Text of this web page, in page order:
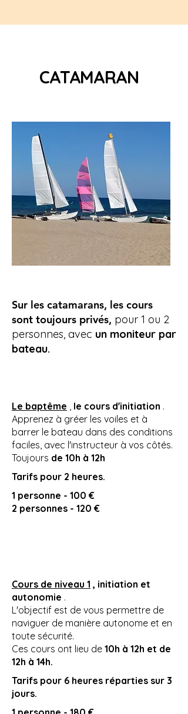
CATAMARAN
Sur les catamarans, les cours
sont toujours privés, pour 1 ou 2
personnes, avec un moniteur par
bateau.
Le baptême , le cours d'initiation .
Apprenez à gréer les voiles et à
barrer le bateau dans des conditions
faciles, avec l'instructeur à vos côtés.
Toujours de 10h à 12h
Tarifs pour 2 heures.
1 personne - 100 €
2 personnes - 120 €
Cours de niveau 1 , initiation et
autonomie .
L'objectif est de vous permettre de
naviguer de manière autonome et en
toute sécurité.
Ces cours ont lieu de 10h à 12h et de
12h à 14h.
Tarifs pour 6 heures réparties sur 3
jours.